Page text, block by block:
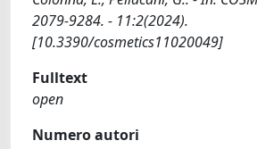
2079-9284. - 11:2(2024).
[10.3390/cosmetics11020049]
Fulltext
open
Numero autori